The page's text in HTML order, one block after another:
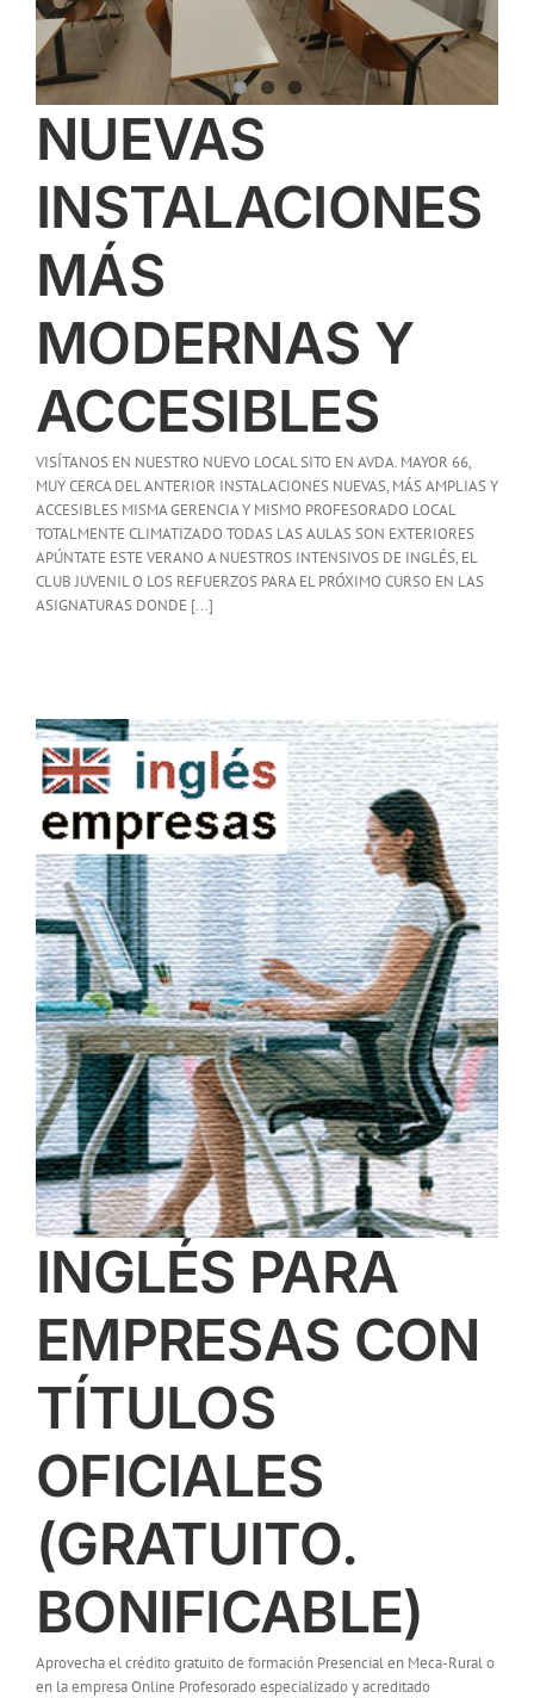
NUEVAS
INSTALACIONES
MÁS
MODERNAS Y
ACCESIBLES
VISÍTANOS EN NUESTRO NUEVO LOCAL SITO EN AVDA. MAYOR 66,
MUY CERCA DEL ANTERIOR INSTALACIONES NUEVAS, MÁS AMPLIAS Y
ACCESIBLES MISMA GERENCIA Y MISMO PROFESORADO LOCAL
TOTALMENTE CLIMATIZADO TODAS LAS AULAS SON EXTERIORES
APÚNTATE ESTE VERANO A NUESTROS INTENSIVOS DE INGLÉS, EL
CLUB JUVENIL O LOS REFUERZOS PARA EL PRÓXIMO CURSO EN LAS
ASIGNATURAS DONDE [...]
INGLÉS PARA
EMPRESAS CON
TÍTULOS
OFICIALES
(GRATUITO.
BONIFICABLE)
Aprovecha el crédito gratuito de formación Presencial en Meca-Rural o
en la empresa Online Profesorado especializado y acreditado